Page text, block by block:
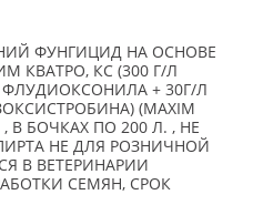
ФУНГИЦИД НА ОСНОВЕ
КВАТРО, КС (300 Г/Л
ФЛУДИОКСОНИЛА + 30Г/Л
(MAXIM
, В БОЧКАХ ПО 200 Л. , НЕ
НЕ ДЛЯ РОЗНИЧНОЙ
В ВЕТЕРИНАРИИ
СЕМЯН, СРОК